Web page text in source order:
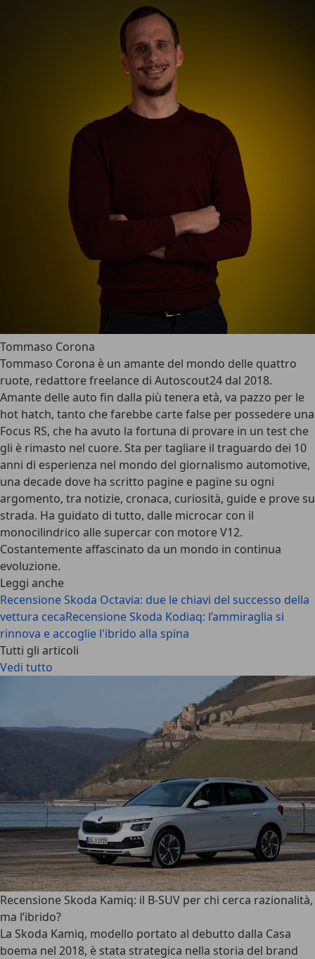
Tommaso Corona
Tommaso Corona è un amante del mondo delle quattro
ruote, redattore freelance di Autoscout24 dal 2018.
Amante delle auto fin dalla più tenera età, va pazzo per le
hot hatch, tanto che farebbe carte false per possedere una
Focus RS, che ha avuto la fortuna di provare in un test che
gli è rimasto nel cuore. Sta per tagliare il traguardo dei 10
anni di esperienza nel mondo del giornalismo automotive,
una decade dove ha scritto pagine e pagine su ogni
argomento, tra notizie, cronaca, curiosità, guide e prove su
strada. Ha guidato di tutto, dalle microcar con il
monocilindrico alle supercar con motore V12.
Costantemente affascinato da un mondo in continua
evoluzione.
Leggi anche
Recensione Skoda Octavia: due le chiavi del successo della
vettura cecaRecensione Skoda Kodiaq: l’ammiraglia si
rinnova e accoglie l'ibrido alla spina
Tutti gli articoli
Vedi tutto
Recensione Skoda Kamiq: il B-SUV per chi cerca razionalità,
ma l’ibrido?
La Skoda Kamiq, modello portato al debutto dalla Casa
boema nel 2018, è stata strategica nella storia del brand